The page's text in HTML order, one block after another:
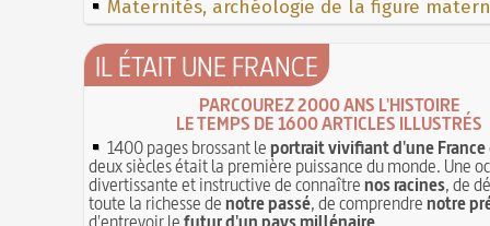
Maternités, archéologie de la figure
IL ÉTAIT UNE FRANCE
PARCOUREZ 2000 ANS L'HISTOIRE
LE TEMPS DE 1600 ARTICLES ILLUSTRÉS
1400 pages brossant leportrait vivifiant d'une France
deux siècles était la première puissance du monde. Une
divertissante et instructive de connaîtrenos racines, de
toute la richesse denotre passé, de comprendrenotre